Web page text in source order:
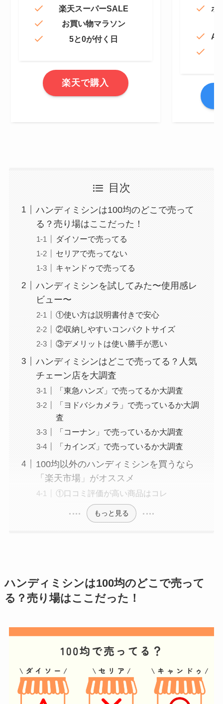
楽天スーパーSALE
お買い物マラソン
5と0が付く日
楽天で購入
ポ
目次
ハンディミシンは100均のどこで売って
る？売り場はここだった！
ダイソーで売ってる
セリアで売ってない
キャンドゥで売ってる
ハンディミシンを試してみた〜使用感レ
ビュー〜
①使い方は説明書付きで安心
②収納しやすいコンパクトサイズ
③デメリットは使い勝手が悪い
ハンディミシンはどこで売ってる？人気
チェーン店を大調査
「東急ハンズ」で売ってるか大調査
「ヨドバシカメラ」で売っているか大調
査
「コーナン」で売っているか大調査
「カインズ」で売っているか大調査
100均以外のハンディミシンを買うなら
「楽天市場」がオススメ
①口コミ評価が高い商品はコレ
もっと見る
ハンディミシンは100均のどこで売って
る？売り場はここだった！